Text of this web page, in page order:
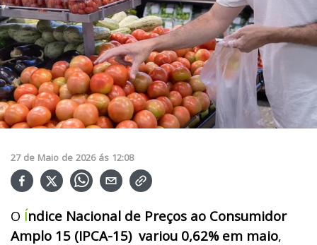
27 de Maio de 2026 ás 12:08
O Índice Nacional de Preços ao Consumidor
Amplo 15 (IPCA-15) variou 0,62% em maio,